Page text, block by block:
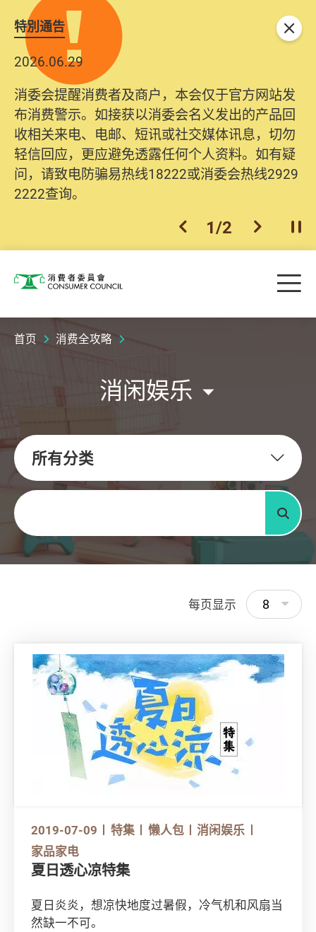
特別通告
2026.06.29
消委会提醒消费者及商户，本会仅于官方网站发
布消费警示。如接获以消委会名义发出的产品回
收相关来电、电邮、短讯或社交媒体讯息，切勿
轻信回应，更应避免透露任何个人资料。如有疑
问，请致电防骗易热线18222或消委会热线2929
2222查询。
上一个
1/2 下一个开
关闭
消费者委员会 目
首页 消费全攻略
消闲娱乐
所有分类
关键字
搜寻
每页显示 8
2019-07-09 特集 懒人包
消闲娱乐
家品家电
夏日透心凉特集
夏日炎炎，想凉快地度过暑假，冷气机和风扇当
然缺一不可。